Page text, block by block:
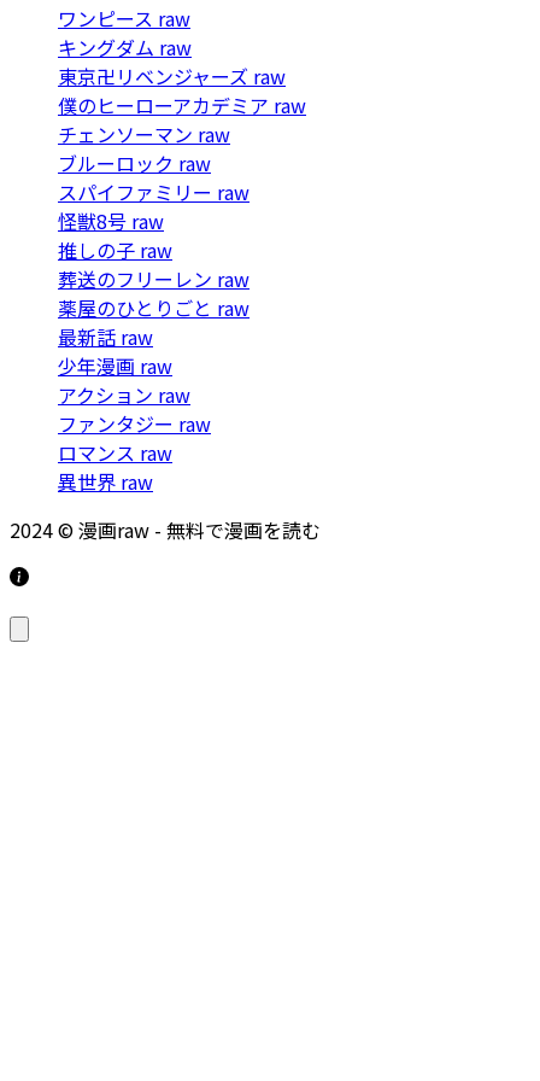
ワンピース raw
キングダム raw
東京卍リベンジャーズ raw
僕のヒーローアカデミア raw
チェンソーマン raw
ブルーロック raw
スパイファミリー raw
怪獣8号 raw
推しの子 raw
葬送のフリーレン raw
薬屋のひとりごと raw
最新話 raw
少年漫画 raw
アクション raw
ファンタジー raw
ロマンス raw
異世界 raw
2024 © 漫画raw - 無料で漫画を読む